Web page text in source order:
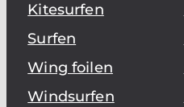
Kitesurfen
Surfen
Wing foilen
Windsurfen